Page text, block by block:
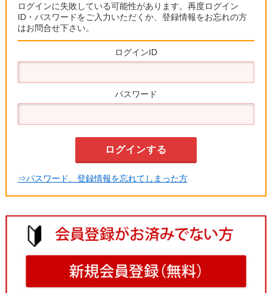
ログインに失敗している可能性があります。再度ログイン
ID・パスワードをご入力いただくか、登録情報をお忘れの方
はお問合せ下さい。
ログインID
パスワード
⇒パスワード、登録情報を忘れてしまった方